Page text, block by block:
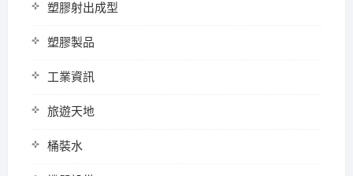
塑膠射出成型
塑膠製品
工業資訊
旅遊天地
桶裝水